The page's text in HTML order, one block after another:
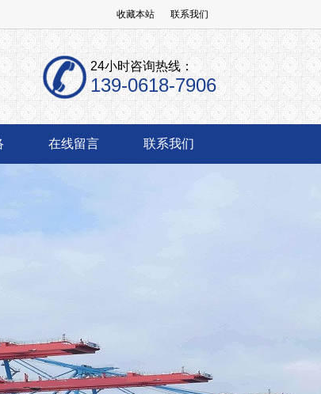
收藏本站 联系我们
24小时咨询热线：
139-0618-7906
在线留言 联系我们